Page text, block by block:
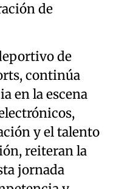
de
de
continúa
en la escena
y el talento
reiteran la
jornada